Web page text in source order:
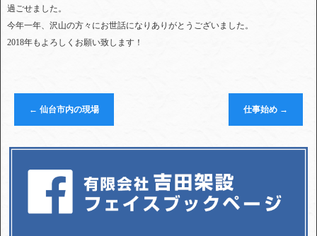
過ごせました。
今年一年、沢山の方々にお世話になりありがとうございました。
2018年もよろしくお願い致します！
← 仙台市内の現場 仕事始め →